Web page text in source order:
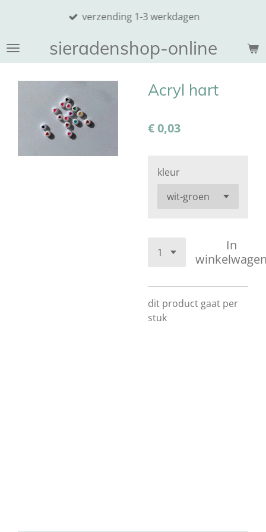
de
sieradenshop-online
verzending 1-3 werkdagen
Acryl hart
€ 0,03
kleur
In
dit product gaat per
stuk